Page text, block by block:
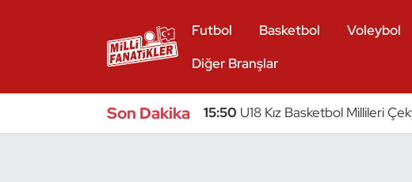
Futbol Basketbol Voleybol
Diğer Branşlar
Son Dakika 15:50 U18 Kız Basketbol Millileri